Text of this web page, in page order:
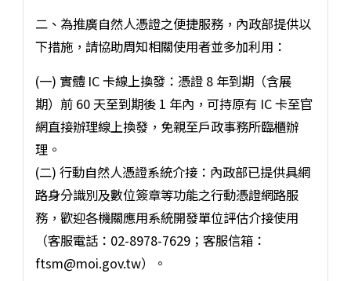
二、為推廣自然人憑證之便捷服務，內政部提供以
下措施，請協助周知相關使用者並多加利用：
(一) 實體 IC 卡線上換發：憑證 8 年到期（含展
期）前 60 天至到期後 1 年內，可持原有 IC 卡至官
網直接辦理線上換發，免親至戶政事務所臨櫃辦
理。
(二) 行動自然人憑證系統介接：內政部已提供具網
路身分識別及數位簽章等功能之行動憑證網路服
務，歡迎各機關應用系統開發單位評估介接使用
（客服電話：02-8978-7629；客服信箱：
ftsm@moi.gov.tw）。